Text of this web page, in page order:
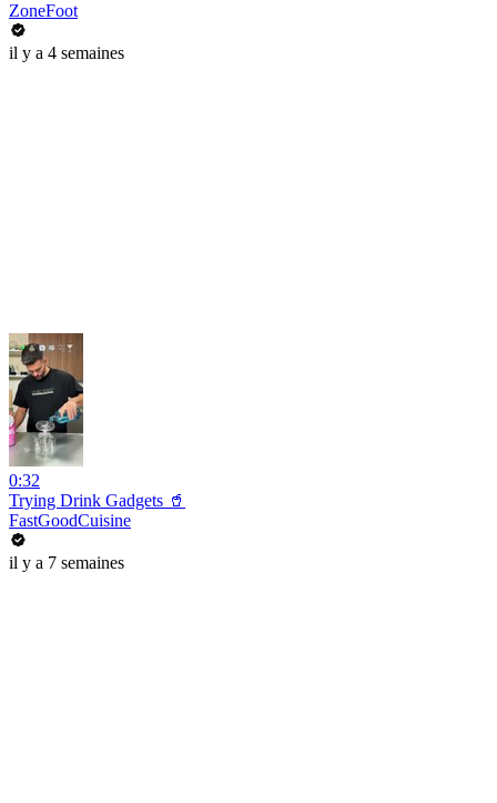
ZoneFoot
il y a 4 semaines
0:32
Trying Drink Gadgets 🥤
FastGoodCuisine
il y a 7 semaines